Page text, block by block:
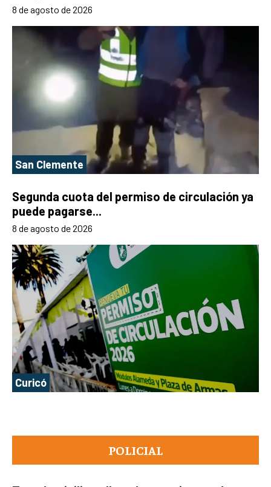
POLICIAL
8 de agosto de 2026
San Clemente
Segunda cuota del permiso de circulación ya
puede pagarse...
8 de agosto de 2026
Curicó